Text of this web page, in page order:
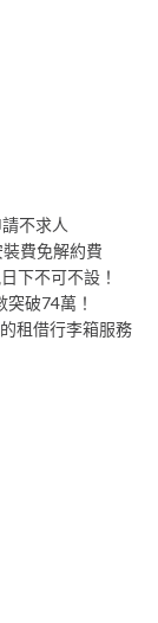
不求人
費免解約費
下不可不設！
突破74萬！
租借行李箱服務